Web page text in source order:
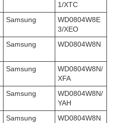
1/XTC
Samsung
WD0804W8E
3/XEO
Samsung WD0804W8N
Samsung
WD0804W8N/
XFA
Samsung
WD0804W8N/
YAH
Samsung
WD0804W8N